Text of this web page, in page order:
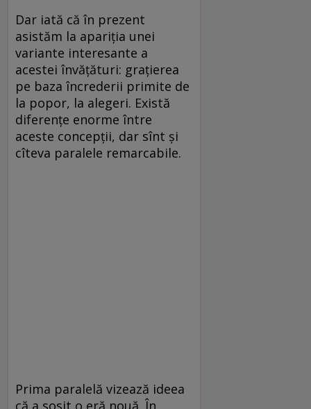
Dar iată că în prezent
asistăm la apariția unei
variante interesante a
acestei învățături: grațierea
pe baza încrederii primite de
la popor, la alegeri. Există
diferențe enorme între
aceste concepții, dar sînt și
cîteva paralele remarcabile.
Prima paralelă vizează ideea